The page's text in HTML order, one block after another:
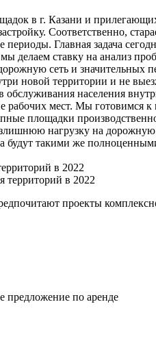
в г. Казани и
Соответственно,
Главная задача
делаем ставку на анализ
сеть и
новой территории и не
обслуживания населения
рабочих мест. Мы готовимся
площадки
нагрузку на
такими же
в 2022
проекты
предложение по аренде